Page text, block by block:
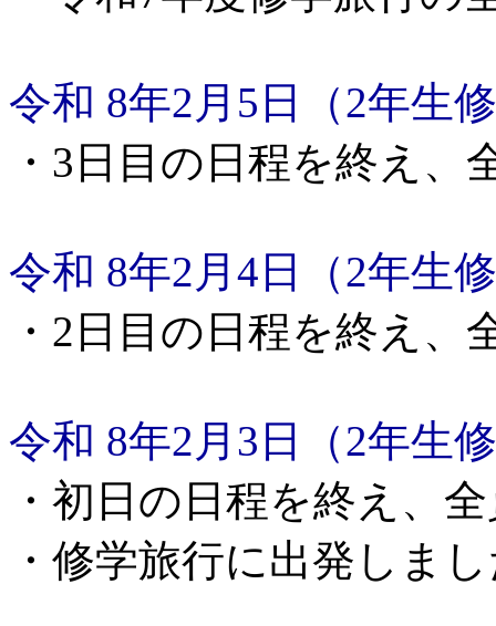
令和 8年2月5日（2年生
・ 3日目の日程を終え、
令和 8年2月4日（2年生
・ 2日目の日程を終え、
令和 8年2月3日（2年生
・初日の日程を終え、
・修学旅行に出発しま